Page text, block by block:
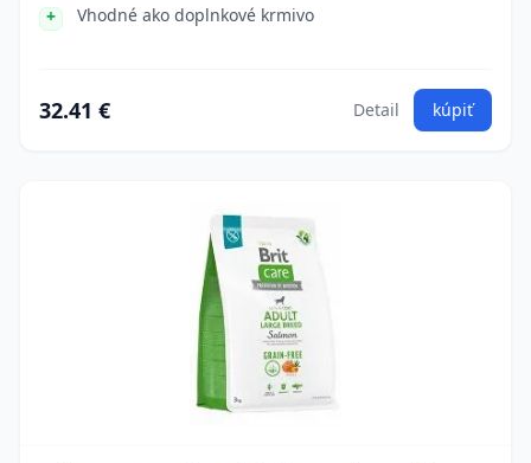
Vhodné ako doplnkové krmivo
32.41 € Detail kúpiť